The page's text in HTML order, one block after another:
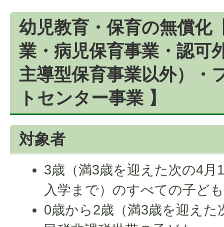
幼児教育・保育の無償化
業・病児保育事業・認可
主導型保育事業以外）・
トセンター事業 】
対象者
3歳（満3歳を迎えた次の4月
入学まで）のすべての子ども
0歳から2歳（満3歳を迎えた